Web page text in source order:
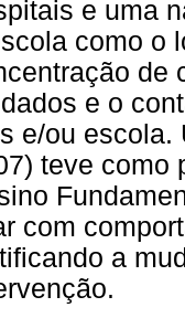
e uma
como o
de
e o
e/ou escola.
teve como
com
a